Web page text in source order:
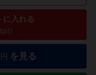
に入れる
円 を見る